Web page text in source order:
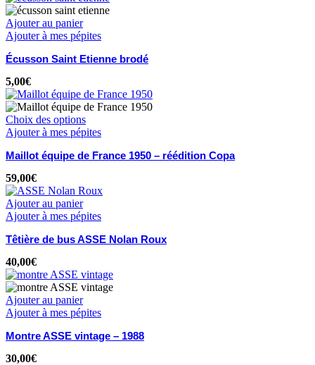
Ajouter au panier
Ajouter à mes pépites
Écusson Saint Etienne brodé
5,00€
Choix des options
Ajouter à mes pépites
Maillot équipe de France 1950 – réédition Copa
59,00€
Ajouter au panier
Ajouter à mes pépites
Têtière de bus ASSE Nolan Roux
40,00€
Ajouter au panier
Ajouter à mes pépites
Montre ASSE vintage – 1988
30,00€